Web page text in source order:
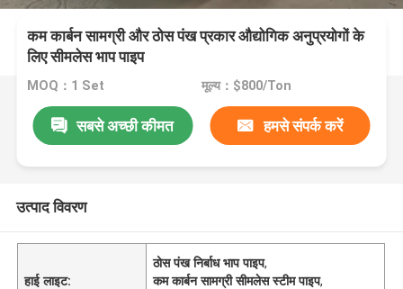
कम कार्बन सामग्री और ठोस पंख प्रकार औद्योगिक अनुप्रयोगों के
लिए सीमलेस भाप पाइप
MOQ：1 Set मूल्य：$800/Ton
सबसे अच्छी कीमत हमसे संपर्क करें
उत्पाद विवरण
हाई लाइट:
ठोस पंख निर्बाध भाप पाइप,
कम कार्बन सामग्री सीमलेस स्टीम पाइप,